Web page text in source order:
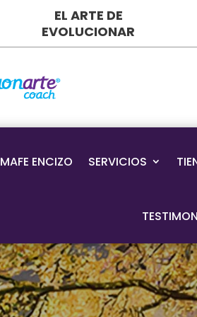
EL ARTE DE
EVOLUCIONAR
MAFE ENCIZO SERVICIOS